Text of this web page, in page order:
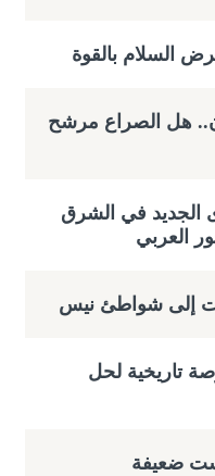
السلام بالقوة
هل الصراع مرشح
الجديد في الشرق
العربي
إلى شواطئ نيس
تاريخية لحل
ضعيفة